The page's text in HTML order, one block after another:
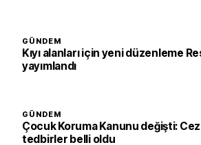
GÜNDEM
Kıyı alanları için yeni düzenleme
yayımlandı
GÜNDEM
Çocuk Koruma Kanunu değişti:
tedbirler belli oldu